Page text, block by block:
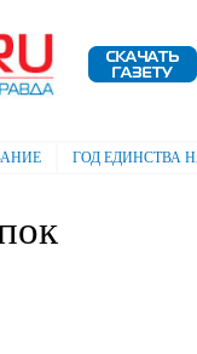
ГОД ЕДИНСТВА